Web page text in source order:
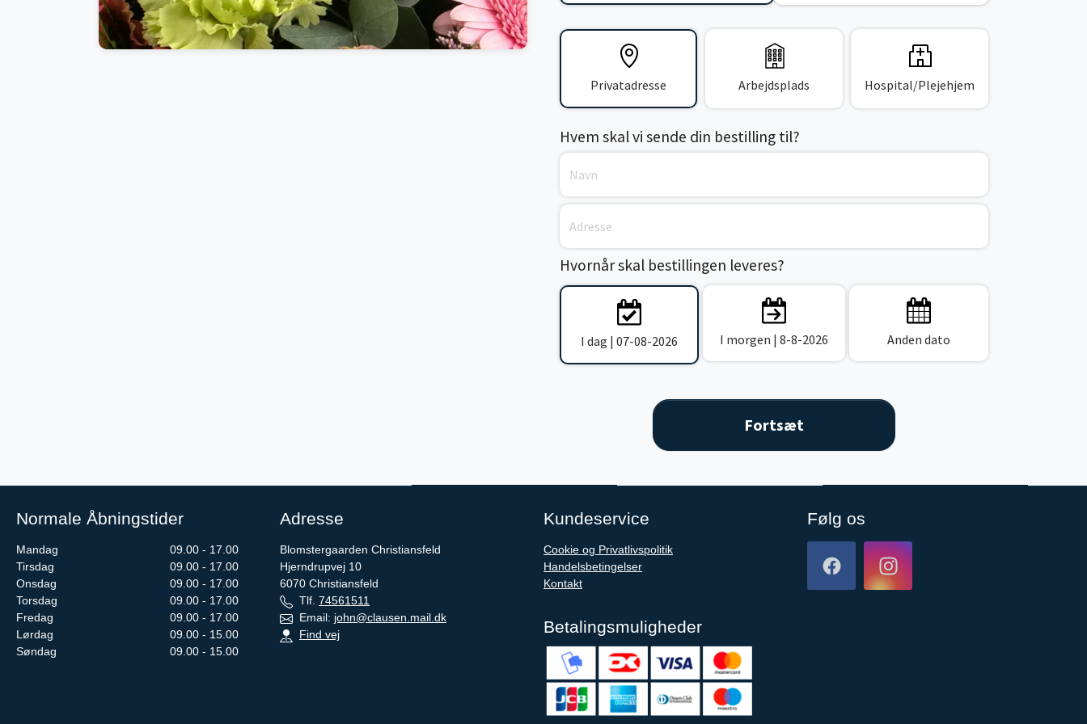
Privatadresse Arbejdsplads Hospital/Plejehjem
Hvem skal vi sende din bestilling til?
Hvornår skal bestillingen leveres?
I dag | 07-08-2026 I morgen | 8-8-2026 Anden dato
Normale Åbningstider
Mandag
09.00 - 17.00
Tirsdag
09.00 - 17.00
Onsdag
09.00 - 17.00
Torsdag
09.00 - 17.00
Fredag
09.00 - 17.00
Lørdag
09.00 - 15.00
Søndag
09.00 - 15.00
Adresse
Blomstergaarden Christiansfeld
Hjerndrupvej 10
6070 Christiansfeld
Tlf. 74561511
Email: john@clausen.mail.dk
Find vej
Kundeservice
Cookie og Privatlivspolitik
Handelsbetingelser
Kontakt
Betalingsmuligheder
Følg os